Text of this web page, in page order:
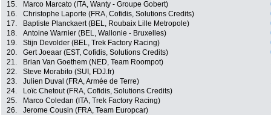
15.
Marco Marcato (ITA, Wanty - Groupe Gobert)
16.
Christophe Laporte (FRA, Cofidis, Solutions Credits)
17.
Baptiste Planckaert (BEL, Roubaix Lille Metropole)
18.
Antoine Warnier (BEL, Wallonie - Bruxelles)
19.
Stijn Devolder (BEL, Trek Factory Racing)
20.
Gert Joeaar (EST, Cofidis, Solutions Credits)
21.
Brian Van Goethem (NED, Team Roompot)
22.
Steve Morabito (SUI, FDJ.fr)
23.
Julien Duval (FRA, Armée de Terre)
24.
Loïc Chetout (FRA, Cofidis, Solutions Credits)
25.
Marco Coledan (ITA, Trek Factory Racing)
26.
Jerome Cousin (FRA, Team Europcar)